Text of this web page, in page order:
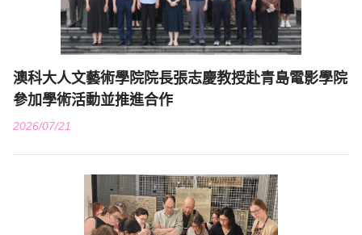
澳科大人文藝術學院院長張志慶教授赴青島電影學院
參加學術活動並推進合作
2026/07/21